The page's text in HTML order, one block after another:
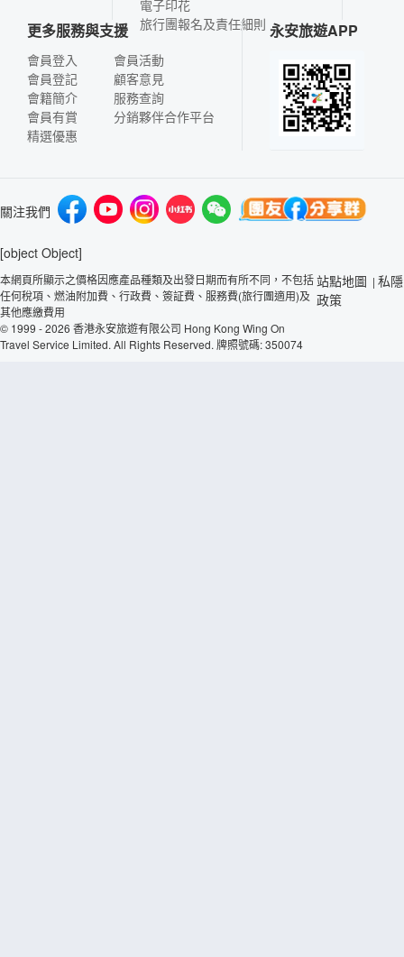
電子印花
旅行團報名及責任細則
更多服務與支援
會員登入
會員登記
會籍簡介
會員有賞
精選優惠
會員活動
顧客意見
服務查詢
分銷夥伴合作平台
永安旅遊APP
關注我們
[object Object]
本網頁所顯示之價格因應產品種類及出發日期而有所不同，不包括
任何稅項、燃油附加費、行政費、簽証費、服務費(旅行團適用)及
其他應繳費用
© 1999 - 2026 香港永安旅遊有限公司 Hong Kong Wing On
Travel Service Limited. All Rights Reserved. 牌照號碼: 350074
站點地圖 | 私隱
政策